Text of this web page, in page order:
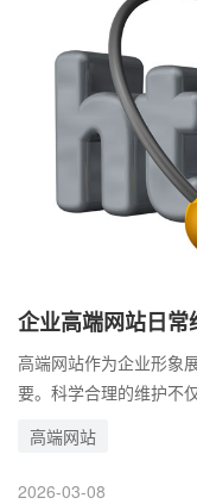
企业高端网站日
些注意事项
高端网站作为企业形象
要。科学合理的维护不
护是一项涉及技术、安
程。 企业需制定全面
高端网站
2026-03-08